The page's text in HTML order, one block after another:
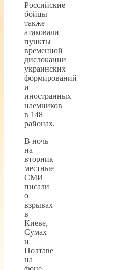
Российские
бойцы
также
атаковали
пункты
временной
дислокации
украинских
формирований
и
иностранных
наемников
в 148
районах.
В ночь
на
вторник
местные
СМИ
писали
о
взрывах
в
Киеве,
Сумах
и
Полтаве
на